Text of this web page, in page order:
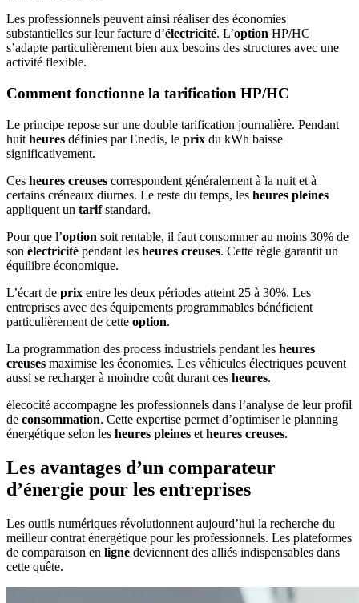
Les professionnels peuvent ainsi réaliser des économies
substantielles sur leur facture d’électricité. L’option HP/HC
s’adapte particulièrement bien aux besoins des structures avec une
activité flexible.
Comment fonctionne la tarification HP/HC
Le principe repose sur une double tarification journalière. Pendant
huit heures définies par Enedis, le prix du kWh baisse
significativement.
Ces heures creuses correspondent généralement à la nuit et à
certains créneaux diurnes. Le reste du temps, les heures pleines
appliquent un tarifstandard.
Pour que l’option soit rentable, il faut consommer au moins 30% de
son électricité pendant les heures creuses. Cette règle garantit un
équilibre économique.
L’écart de prix entre les deux périodes atteint 25 à 30%. Les
entreprises avec des équipements programmables bénéficient
particulièrement de cette option.
La programmation des process industriels pendant les heures
creuses maximise les économies. Les véhicules électriques peuvent
aussi se recharger à moindre coût durant ces heures.
élecocité accompagne les professionnels dans l’analyse de leur profil
de consommation. Cette expertise permet d’optimiser le planning
énergétique selon les heures pleines et heures creuses.
Les avantages d’un comparateur
d’énergie pour les entreprises
Les outils numériques révolutionnent aujourd’hui la recherche du
meilleur contrat énergétique pour les professionnels. Les plateformes
de comparaison en ligne deviennent des alliés indispensables dans
cette quête.